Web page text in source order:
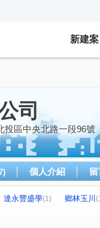
新建案
司
投區中央北路一段96號
個人介紹
達永豐盛學(1) 鄉林玉川